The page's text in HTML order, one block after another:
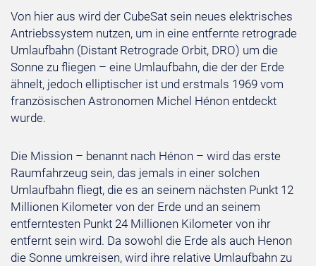
Von hier aus wird der CubeSat sein neues elektrisches
Antriebssystem nutzen, um in eine entfernte retrograde
Umlaufbahn (Distant Retrograde Orbit, DRO) um die
Sonne zu fliegen – eine Umlaufbahn, die der der Erde
ähnelt, jedoch elliptischer ist und erstmals 1969 vom
französischen Astronomen Michel Hénon entdeckt
wurde.
Die Mission – benannt nach Hénon – wird das erste
Raumfahrzeug sein, das jemals in einer solchen
Umlaufbahn fliegt, die es an seinem nächsten Punkt 12
Millionen Kilometer von der Erde und an seinem
entferntesten Punkt 24 Millionen Kilometer von ihr
entfernt sein wird. Da sowohl die Erde als auch Henon
die Sonne umkreisen, wird ihre relative Umlaufbahn zu